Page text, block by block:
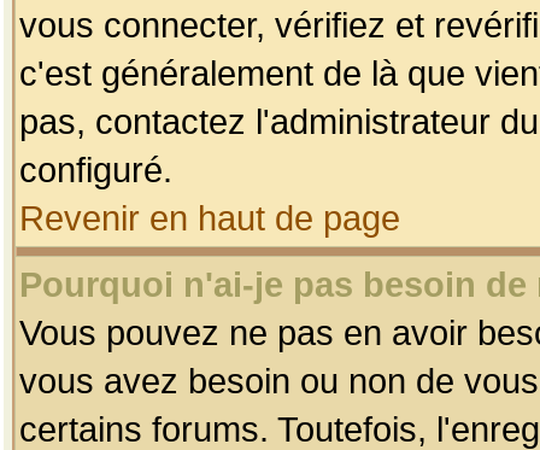
vous connecter, vérifiez et
c'est généralement de là que
pas, contactez l'administrateur
configuré.
Revenir en haut de page
Pourquoi n'ai-je pas besoin
Vous pouvez ne pas en avoir
vous avez besoin ou non de
certains forums. Toutefois,